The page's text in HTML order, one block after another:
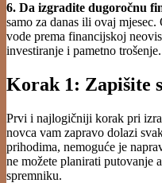
6. Da izgradite dugoročnu
samo za danas ili ovaj
vode prema financijskoj
investiranje i pametno trošenje.
Korak 1: Zapišite
Prvi i najlogičniji korak pri
novca vam zapravo dolazi
prihodima, nemoguće je
ne možete planirati putovanje
spremniku.